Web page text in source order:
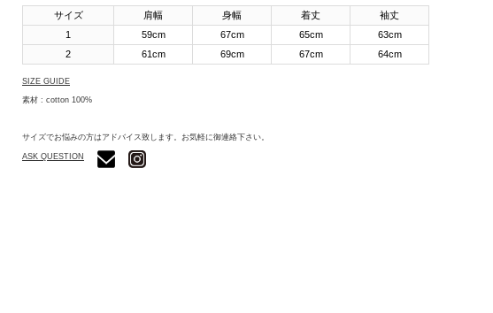
サイズ 肩幅 身幅 着丈
袖丈
1
59cm 67cm 65cm
63cm
2
61cm 69cm 67cm 64cm
SIZE GUIDE
素材 : cotton 100%
サイズでお悩みの方はアドバイス致します。お気軽に御連絡下さい。
ASK QUESTION